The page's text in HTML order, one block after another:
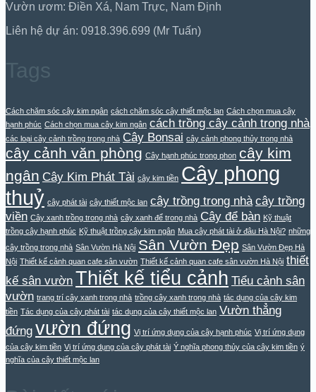
Vườn ươm: Điền Xá, Nam Trực, Nam Định
Liên hệ dự án: 0918.396.699 (Mr Tuấn)
Tags
Cách chăm sóc cây kim ngân cách chăm sóc cây thiết mộc lan Cách chọn mua cây
hạnh phúc Cách chọn mua cây kim ngân cách trồng cây cảnh trong nhà
các loại cây cảnh trồng trong nhà Cây Bonsai cây cảnh phong thủy trong nhà
cây cảnh văn phòng Cây hạnh phúc trong phon cây kim
ngân Cây Kim Phát Tài cây kim tiền Cây phong
thuỷ cây phát tài cây thiết mộc lan cây trồng trong nhà cây trồng
viền Cây xanh trồng trong nhà cây xanh để trong nhà Cây để bàn Kỹ thuật
trồng cây hạnh phúc Kỹ thuật trồng cây kim ngân Mua cây phát tài ở đâu Hà Nội? những
cây trồng trong nhà Sân Vườn Hà Nội Sân Vườn Đẹp Sân Vườn Đẹp Hà
Nội Thiết kế cảnh quan cafe sân vườn Thiết kế cảnh quan cafe sân vườn Hà Nội thiết
kế sân vườn Thiết kế tiểu cảnh Tiểu cảnh sân
vườn trang trí cây xanh trong nhà trồng cây xanh trong nhà tác dụng của cây kim
tiền Tác dụng của cây phát tài tác dụng của cây thiết mộc lan Vườn thẳng
đứng vườn đứng Vị trí ứng dụng của cây hạnh phúc Vị trí ứng dụng
của cây kim tiền Vị trí ứng dụng của cây phát tài Ý nghĩa phong thủy của cây kim tiền ý
nghĩa của cây thiết mộc lan